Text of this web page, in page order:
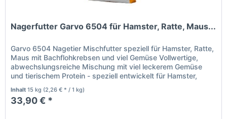
Nagerfutter Garvo 6504 für Hamster, Ratte, Maus...
Garvo 6504 Nagetier Mischfutter speziell für Hamster, Ratte,
Maus mit Bachflohkrebsen und viel Gemüse Vollwertige,
abwechslungsreiche Mischung mit viel leckerem Gemüse
und tierischem Protein - speziell entwickelt für Hamster,
Inhalt15 kg (2,26 € * / 1 kg)
33,90 € *